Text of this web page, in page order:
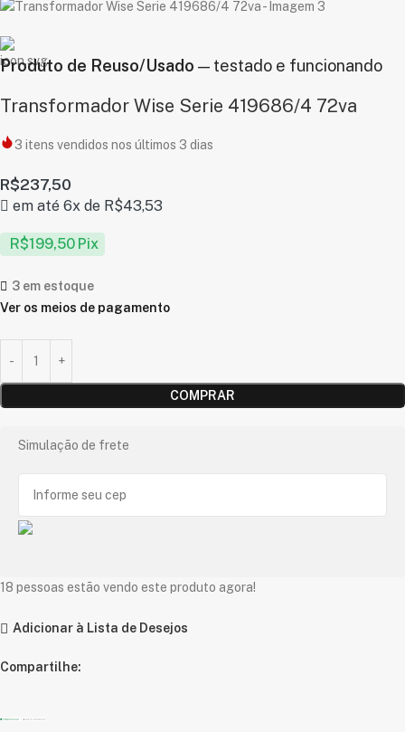
Produto de Reuso/Usado — testado e funcionando
Transformador Wise Serie 419686/4 72va
3 itens vendidos nos últimos 3 dias
R$237,50
em até 6x de R$43,53
R$199,50 Pix
3 em estoque
Ver os meios de pagamento
COMPRAR
Simulação de frete
18 pessoas estão vendo este produto agora!
Adicionar à Lista de Desejos
Compartilhe: